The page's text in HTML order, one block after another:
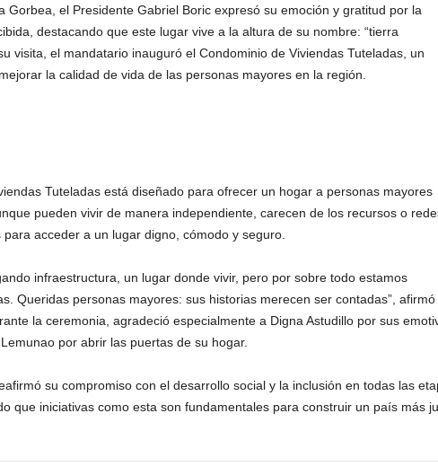
Gorbea, el Presidente Gabriel Boric expresó su emoción y gratitud por la
destacando que este lugar vive a la altura de su nombre: “tierra
visita, el mandatario inauguró el Condominio de Viviendas Tuteladas, un
la calidad de vida de las personas mayores en la región.
Tuteladas está diseñado para ofrecer un hogar a personas mayores
pueden vivir de manera independiente, carecen de los recursos o
acceder a un lugar digno, cómodo y seguro.
infraestructura, un lugar donde vivir, pero por sobre todo estamos
Queridas personas mayores: sus historias merecen ser contadas”, afirmó
la ceremonia, agradeció especialmente a Digna Astudillo por sus
por abrir las puertas de su hogar.
su compromiso con el desarrollo social y la inclusión en todas las
que iniciativas como esta son fundamentales para construir un país más